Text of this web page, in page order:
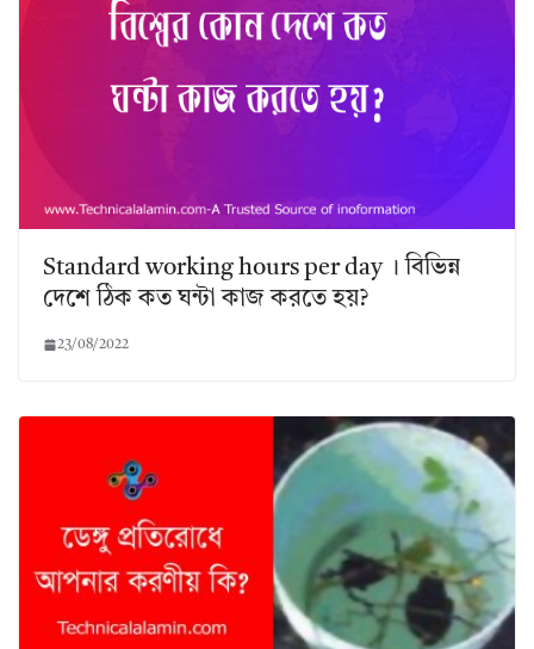
Standard working hours per day । বিভিন্ন
দেশে ঠিক কত ঘন্টা কাজ করতে হয়?
23/08/2022